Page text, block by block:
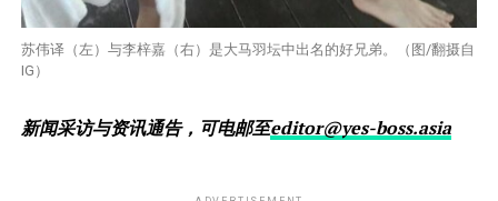
苏伟译（左）与李梓嘉（右）是大马羽坛中出名的好兄弟。（图/翻摄自
IG）
新闻采访与资讯通告，可电邮至editor@yes-boss.asia